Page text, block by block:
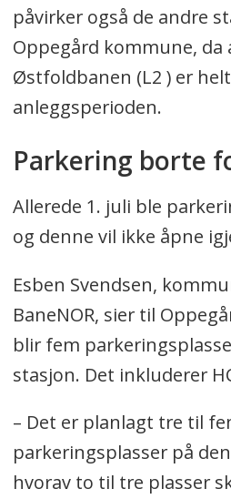
påvirker også de andre
Oppegård kommune, da
Østfoldbanen (L2 ) er
anleggsperioden.
Parkering borte
Allerede 1. juli ble
og denne vil ikke åpne
Esben Svendsen,
BaneNOR, sier til
blir fem
stasjon. Det inkluderer
– Det er planlagt tre til
parkeringsplasser på
hvorav to til tre plasser